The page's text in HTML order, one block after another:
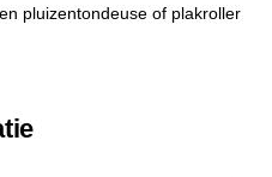
pluizentondeuse of plakroller